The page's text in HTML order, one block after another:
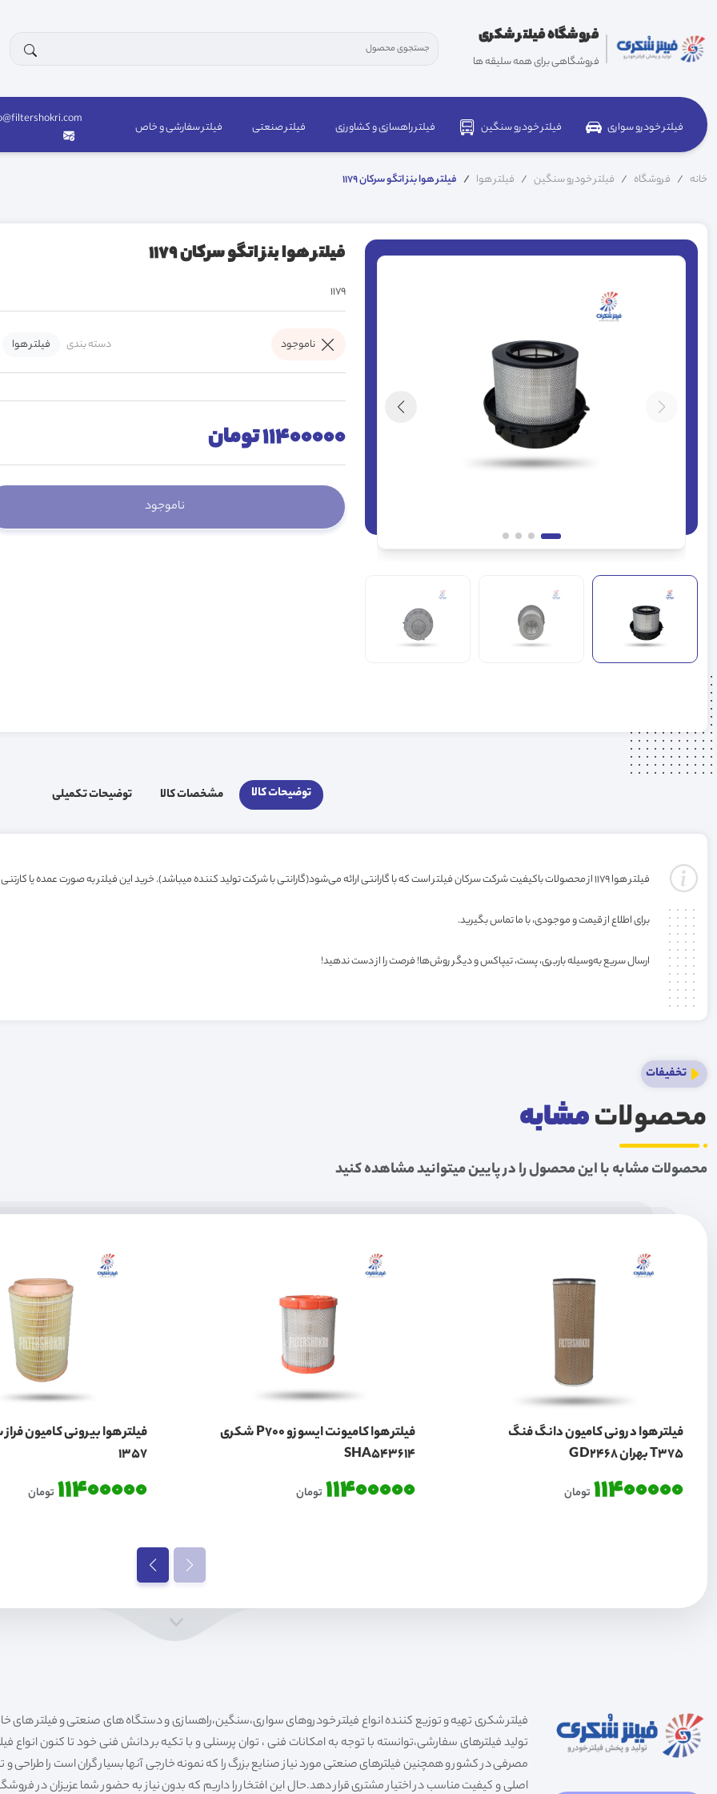
فروشگاه فیلتر شکری
فروشگاهی برای همه سلیقه ها
فیلتر خودرو سواری فیلتر خودرو سنگین فیلتر راهسازی و کشاورزی فیلتر صنعتی فیلتر سفارشی و خاص
خانه فروشگاه فیلتر خودرو سنگین فیلتر هوا فیلتر هوا بنز اتگو سرکان 1179
فیلتر هوا بنز اتگو سرکان 1179
1179
ناموجود دسته بندی فیلتر هوا
11400000 تومان
توضیحات کالا مشخصات کالا توضیحات تکمیلی
فیلتر هوا 1179 از محصولات باکیفیت شرکت سرکان فیلتر است که با گارانتی ارائه می‌شود(گارانتی با شرکت تولید کننده میباشد). خرید این فیلتر به صورت عمده یا کارتنی شامل تخفیف ویژه فروشگاه می‌باشد.
برای اطلاع از قیمت و موجودی، با ما تماس بگیرید.
ارسال سریع به‌وسیله باربری، پست، تیپاکس و دیگر روش‌ها! فرصت را از دست ندهید!
تخفیفات
محصولاتمشابه
محصولات مشابه با این محصول را در پایین میتوانید مشاهده کنید
فیلتر هوا درونی کامیون دانگ فنگ
T375 بهران GD2468
11400000 تومان
فیلتر هوا کامیونت ایسوزو P700 شکری
SHA543614
11400000 تومان
فیلتر هوا بیرونی کامیون
1357
11400000 تومان
تولید فیلترهای سفارشی،توانسته با توجه به امکانات فنی ، توان پرسنلی و با تکیه بر دانش فنی خود تا کنون انواع
مصرفی در کشور و همچنین فیلترهای صنعتی مورد نیاز صنایع بزرگ را که نمونه خارجی آنها بسیار گران است را طراحی و
اصلی و کیفیت مناسب در اختیار مشتری قرار دهد.حال این افتخار را داریم که بدون نیاز به حضور شما عزیزان در